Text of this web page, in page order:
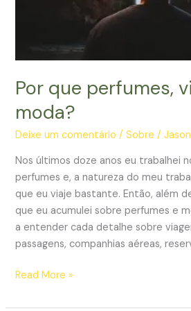
Por que perfumes,
moda?
Deixe um comentário /Sobre /
Nos últimos doze anos eu trabalhei
perfumes e, a natureza do meu
que eu viaje bastante. Então, além
que eu acumulei sobre perfumes e
a entender cada detalhe sobre
passagens, companhias aéreas,
Por
perfumes,
Read More »